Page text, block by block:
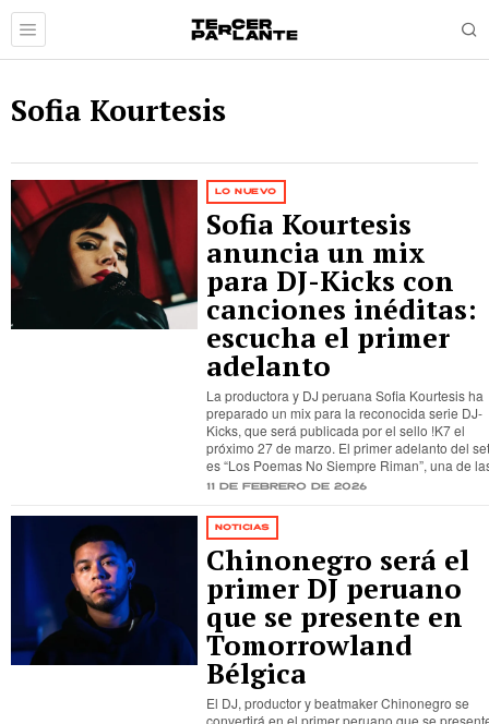
Sofia Kourtesis
LO NUEVO
Sofia Kourtesis
anuncia un mix
para DJ-Kicks con
canciones inéditas:
escucha el primer
adelanto
La productora y DJ peruana Sofia Kourtesis ha
preparado un mix para la reconocida serie DJ-
Kicks, que será publicada por el sello !K7 el
próximo 27 de marzo. El primer adelanto del set
es “Los Poemas No Siempre Riman”, una de
11 de febrero de 2026
NOTICIAS
Chinonegro será el
primer DJ peruano
que se presente en
Tomorrowland
Bélgica
El DJ, productor y beatmaker Chinonegro se
convertirá en el primer peruano que se